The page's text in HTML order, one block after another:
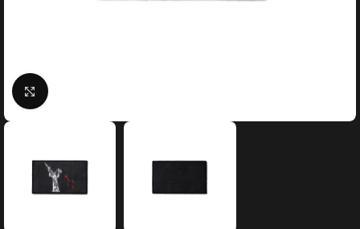
Click to enlarge